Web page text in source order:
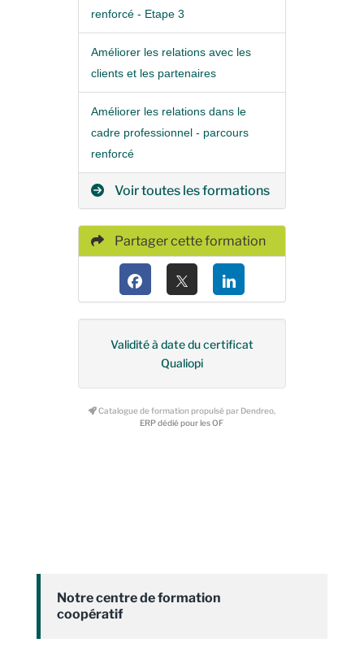
renforcé - Etape 3
Améliorer les relations avec les
clients et les partenaires
Améliorer les relations dans le
cadre professionnel - parcours
renforcé
Voir toutes les formations
Partager cette formation
Validité à date du certificat
Qualiopi
Catalogue de formation propulsé par Dendreo,
ERP dédié pour les OF
Notre centre de formation
coopératif